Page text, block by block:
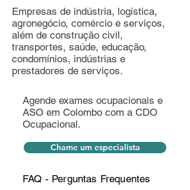
Empresas de indústria, logística,
agronegócio, comércio e serviços,
além de construção civil,
transportes, saúde, educação,
condomínios, indústrias e
prestadores de serviços.
Agende exames ocupacionais e
ASO em Colombo com a CDO
Ocupacional.
Chame um especialista
FAQ - Perguntas Frequentes